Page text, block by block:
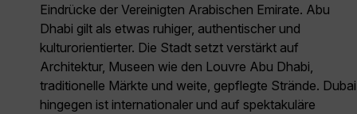
Eindrücke der Vereinigten Arabischen Emirate. Abu
Dhabi gilt als etwas ruhiger, authentischer und
kulturorientierter. Die Stadt setzt verstärkt auf
Architektur, Museen wie den Louvre Abu Dhabi,
traditionelle Märkte und weite, gepflegte Strände. Dubai
hingegen ist internationaler und auf spektakuläre